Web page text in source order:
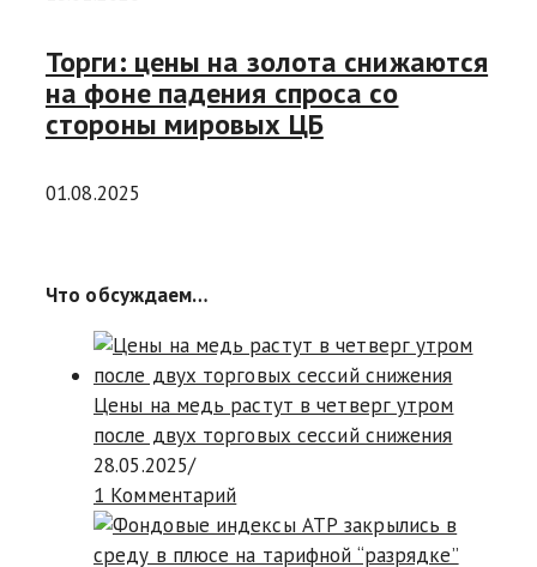
Торги: цены на золота снижаются
на фоне падения спроса со
стороны мировых ЦБ
01.08.2025
Что обсуждаем…
Цены на медь растут в четверг утром
после двух торговых сессий снижения
28.05.2025/
1 Комментарий